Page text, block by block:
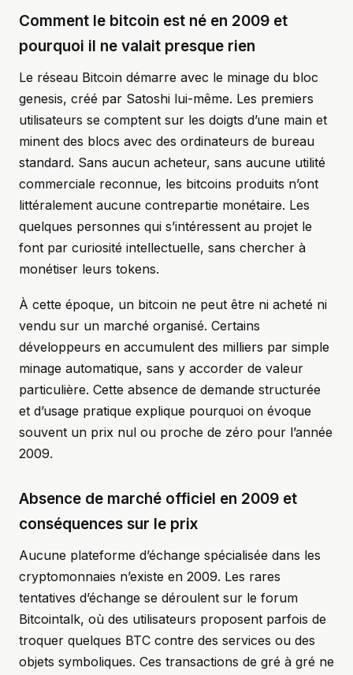
Comment le bitcoin est né en 2009 et
pourquoi il ne valait presque rien
Le réseau Bitcoin démarre avec le minage du bloc
genesis, créé par Satoshi lui-même. Les premiers
utilisateurs se comptent sur les doigts d’une main et
minent des blocs avec des ordinateurs de bureau
standard. Sans aucun acheteur, sans aucune utilité
commerciale reconnue, les bitcoins produits n’ont
littéralement aucune contrepartie monétaire. Les
quelques personnes qui s’intéressent au projet le
font par curiosité intellectuelle, sans chercher à
monétiser leurs tokens.
À cette époque, un bitcoin ne peut être ni acheté ni
vendu sur un marché organisé. Certains
développeurs en accumulent des milliers par simple
minage automatique, sans y accorder de valeur
particulière. Cette absence de demande structurée
et d’usage pratique explique pourquoi on évoque
souvent un prix nul ou proche de zéro pour l’année
2009.
Absence de marché officiel en 2009 et
conséquences sur le prix
Aucune plateforme d’échange spécialisée dans les
cryptomonnaies n’existe en 2009. Les rares
tentatives d’échange se déroulent sur le forum
Bitcointalk, où des utilisateurs proposent parfois de
troquer quelques BTC contre des services ou des
objets symboliques. Ces transactions de gré à gré ne